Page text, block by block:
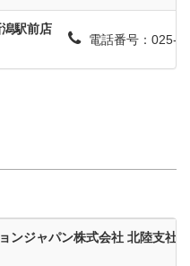
駅前店
電話番号：025-
ンジャパン株式会社 北陸支社